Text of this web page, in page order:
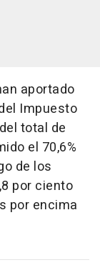
aportado
Impuesto
total de
el 70,6%
de los
por ciento
por encima